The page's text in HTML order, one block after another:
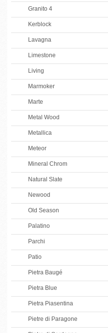
Granito 4
Kerblock
Lavagna
Limestone
Living
Marmoker
Marte
Metal Wood
Metallica
Meteor
Mineral Chrom
Natural Slate
Newood
Old Season
Palatino
Parchi
Patio
Pietra Baugé
Pietra Blue
Pietra Piasentina
Pietre di Paragone